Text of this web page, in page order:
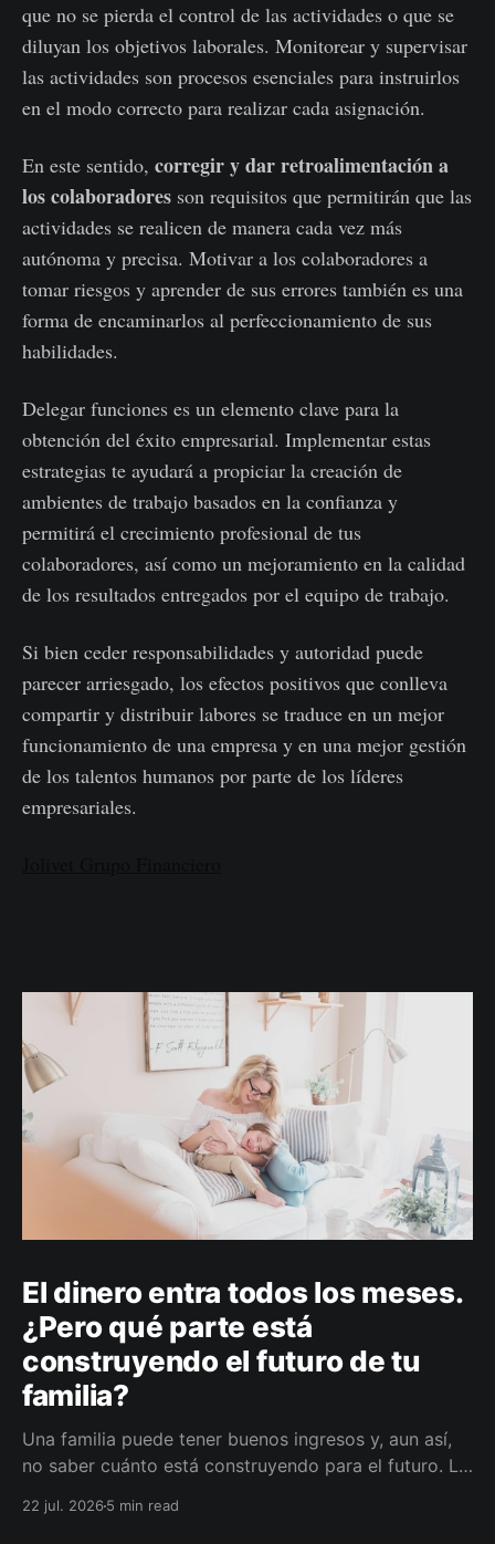
que no se pierda el control de las actividades o que se
diluyan los objetivos laborales. Monitorear y supervisar
las actividades son procesos esenciales para instruirlos
en el modo correcto para realizar cada asignación.
En este sentido, corregir y dar retroalimentación a
los colaboradores son requisitos que permitirán que las
actividades se realicen de manera cada vez más
autónoma y precisa. Motivar a los colaboradores a
tomar riesgos y aprender de sus errores también es una
forma de encaminarlos al perfeccionamiento de sus
habilidades.
Delegar funciones es un elemento clave para la
obtención del éxito empresarial. Implementar estas
estrategias te ayudará a propiciar la creación de
ambientes de trabajo basados en la confianza y
permitirá el crecimiento profesional de tus
colaboradores, así como un mejoramiento en la calidad
de los resultados entregados por el equipo de trabajo.
Si bien ceder responsabilidades y autoridad puede
parecer arriesgado, los efectos positivos que conlleva
compartir y distribuir labores se traduce en un mejor
funcionamiento de una empresa y en una mejor gestión
de los talentos humanos por parte de los líderes
empresariales.
El dinero entra todos los meses.
¿Pero qué parte está
construyendo el futuro de tu
familia?
Una familia puede tener buenos ingresos y, aun así,
no saber cuánto está construyendo para el futuro. La
darle a cada parte del ingreso un propósito, un plazo
22 jul. 20265 min read